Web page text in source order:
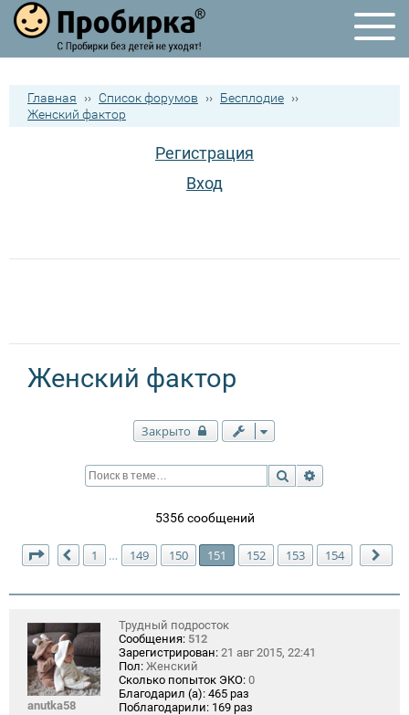
Главная ›› Список форумов ›› Бесплодие ››
Женский фактор
Регистрация
Вход
Женский фактор
Закрыто
Поиск
5356 сообщений
Страница 151 из154
Пред.
1 … 149 150 151 152 153 154
anutka58
Трудный подросток
Сообщения: 512
Зарегистрирован: 21 авг 2015, 22:41
Пол: Женский
Сколько попыток ЭКО: 0
Благодарил (а): 465 раз
Поблагодарили: 169 раз